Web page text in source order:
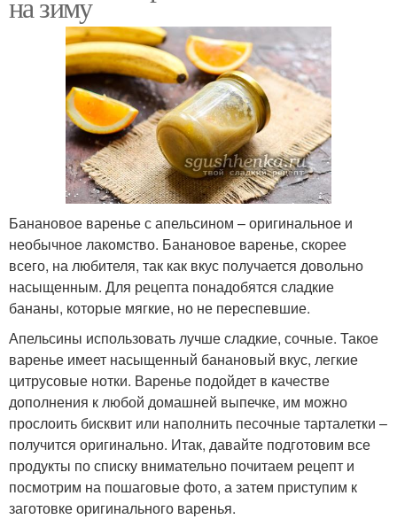
Банановое варенье с апельсином – оригинальное и
необычное лакомство. Банановое варенье, скорее
всего, на любителя, так как вкус получается довольно
насыщенным. Для рецепта понадобятся сладкие
бананы, которые мягкие, но не переспевшие.
Апельсины использовать лучше сладкие, сочные. Такое
варенье имеет насыщенный банановый вкус, легкие
цитрусовые нотки. Варенье подойдет в качестве
дополнения к любой домашней выпечке, им можно
прослоить бисквит или наполнить песочные тарталетки –
получится оригинально. Итак, давайте подготовим все
продукты по списку внимательно почитаем рецепт и
посмотрим на пошаговые фото, а затем приступим к
заготовке оригинального варенья.